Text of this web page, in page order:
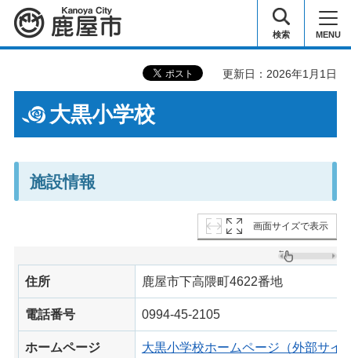
鹿屋市 検索 MENU
更新日：2026年1月1日
大黒小学校
施設情報
画面サイズで表示
住所 鹿屋市下高隈町4622番地
電話番号 0994-45-2105
ホームページ 大黒小学校ホームページ（外部サイ